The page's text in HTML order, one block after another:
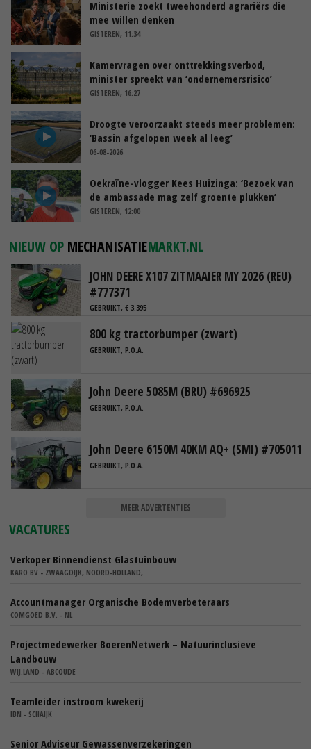
Ministerie zoekt tweehonderd agrariërs die
mee willen denken
GISTEREN, 11:34
Kamervragen over onttrekkingsverbod,
minister spreekt van ‘ondernemersrisico’
GISTEREN, 16:27
Droogte veroorzaakt steeds meer problemen:
‘Bassin afgelopen week al leeg’
06-08-2026
Oekraïne-vlogger Kees Huizinga: ‘Bezoek van
de ambassade mag zelf groente plukken’
GISTEREN, 12:00
NIEUW OP MECHANISATIEMARKT.NL
JOHN DEERE X107 ZITMAAIER MY 2026 (REU)
#777371
GEBRUIKT, € 3.395
800 kg tractorbumper (zwart)
GEBRUIKT, P.O.A.
John Deere 5085M (BRU) #696925
GEBRUIKT, P.O.A.
John Deere 6150M 40KM AQ+ (SMI) #705011
GEBRUIKT, P.O.A.
MEER ADVERTENTIES
VACATURES
Verkoper Binnendienst Glastuinbouw
KARO BV - ZWAAGDIJK, NOORD-HOLLAND,
Accountmanager Organische Bodemverbeteraars
COMGOED B.V. - NL
Projectmedewerker BoerenNetwerk – Natuurinclusieve
Landbouw
WIJ.LAND - ABCOUDE
Teamleider instroom kwekerij
IBN - SCHAIJK
Senior Adviseur Gewassenverzekeringen